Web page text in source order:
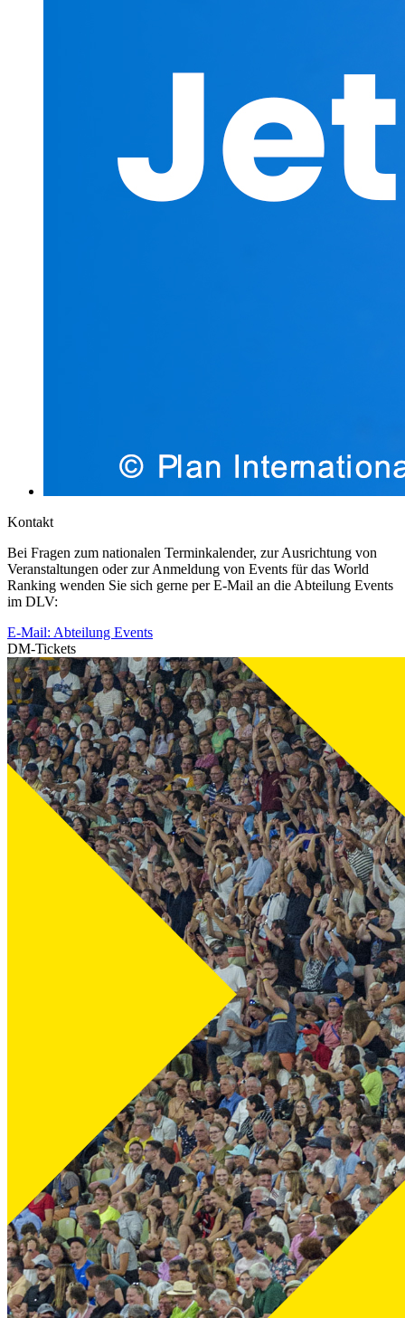
Kontakt
Bei Fragen zum nationalen Terminkalender, zur Ausrichtung von
Veranstaltungen oder zur Anmeldung von Events für das World
Ranking wenden Sie sich gerne per E-Mail an die Abteilung Events
im DLV:
E-Mail: Abteilung Events
DM-Tickets